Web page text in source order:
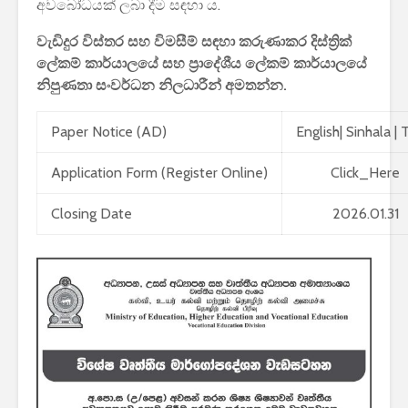
අවබෝධයක් ලබා දීම සඳහා ය.
වැඩිදුර විස්තර සහ විමසීම් සඳහා කරුණාකර දිස්ත්‍රික්
ලේකම් කාර්යාලයේ සහ ප්‍රාදේශීය ලේකම් කාර්යාලයේ
නිපුණතා සංවර්ධන නිලධාරීන් අමතන්න.
Paper Notice (AD) English| Sinhala |
Application Form (Register Online) Click_Here
Closing Date 2026.01.31
පාසල්වල පළමු
ශ්‍රේණිය සඳහා ළමයින්
ඇතුළත් කිරීමේ
චක්‍රලේඛය
විශාලතම 5G ජාලය
ඩයලොග් දියත් කරයි
Adobe විසින්
Photoshop, Acrobat
මෙවලම් ChatGPT
වෙත සම්බන්ධ කරයි.